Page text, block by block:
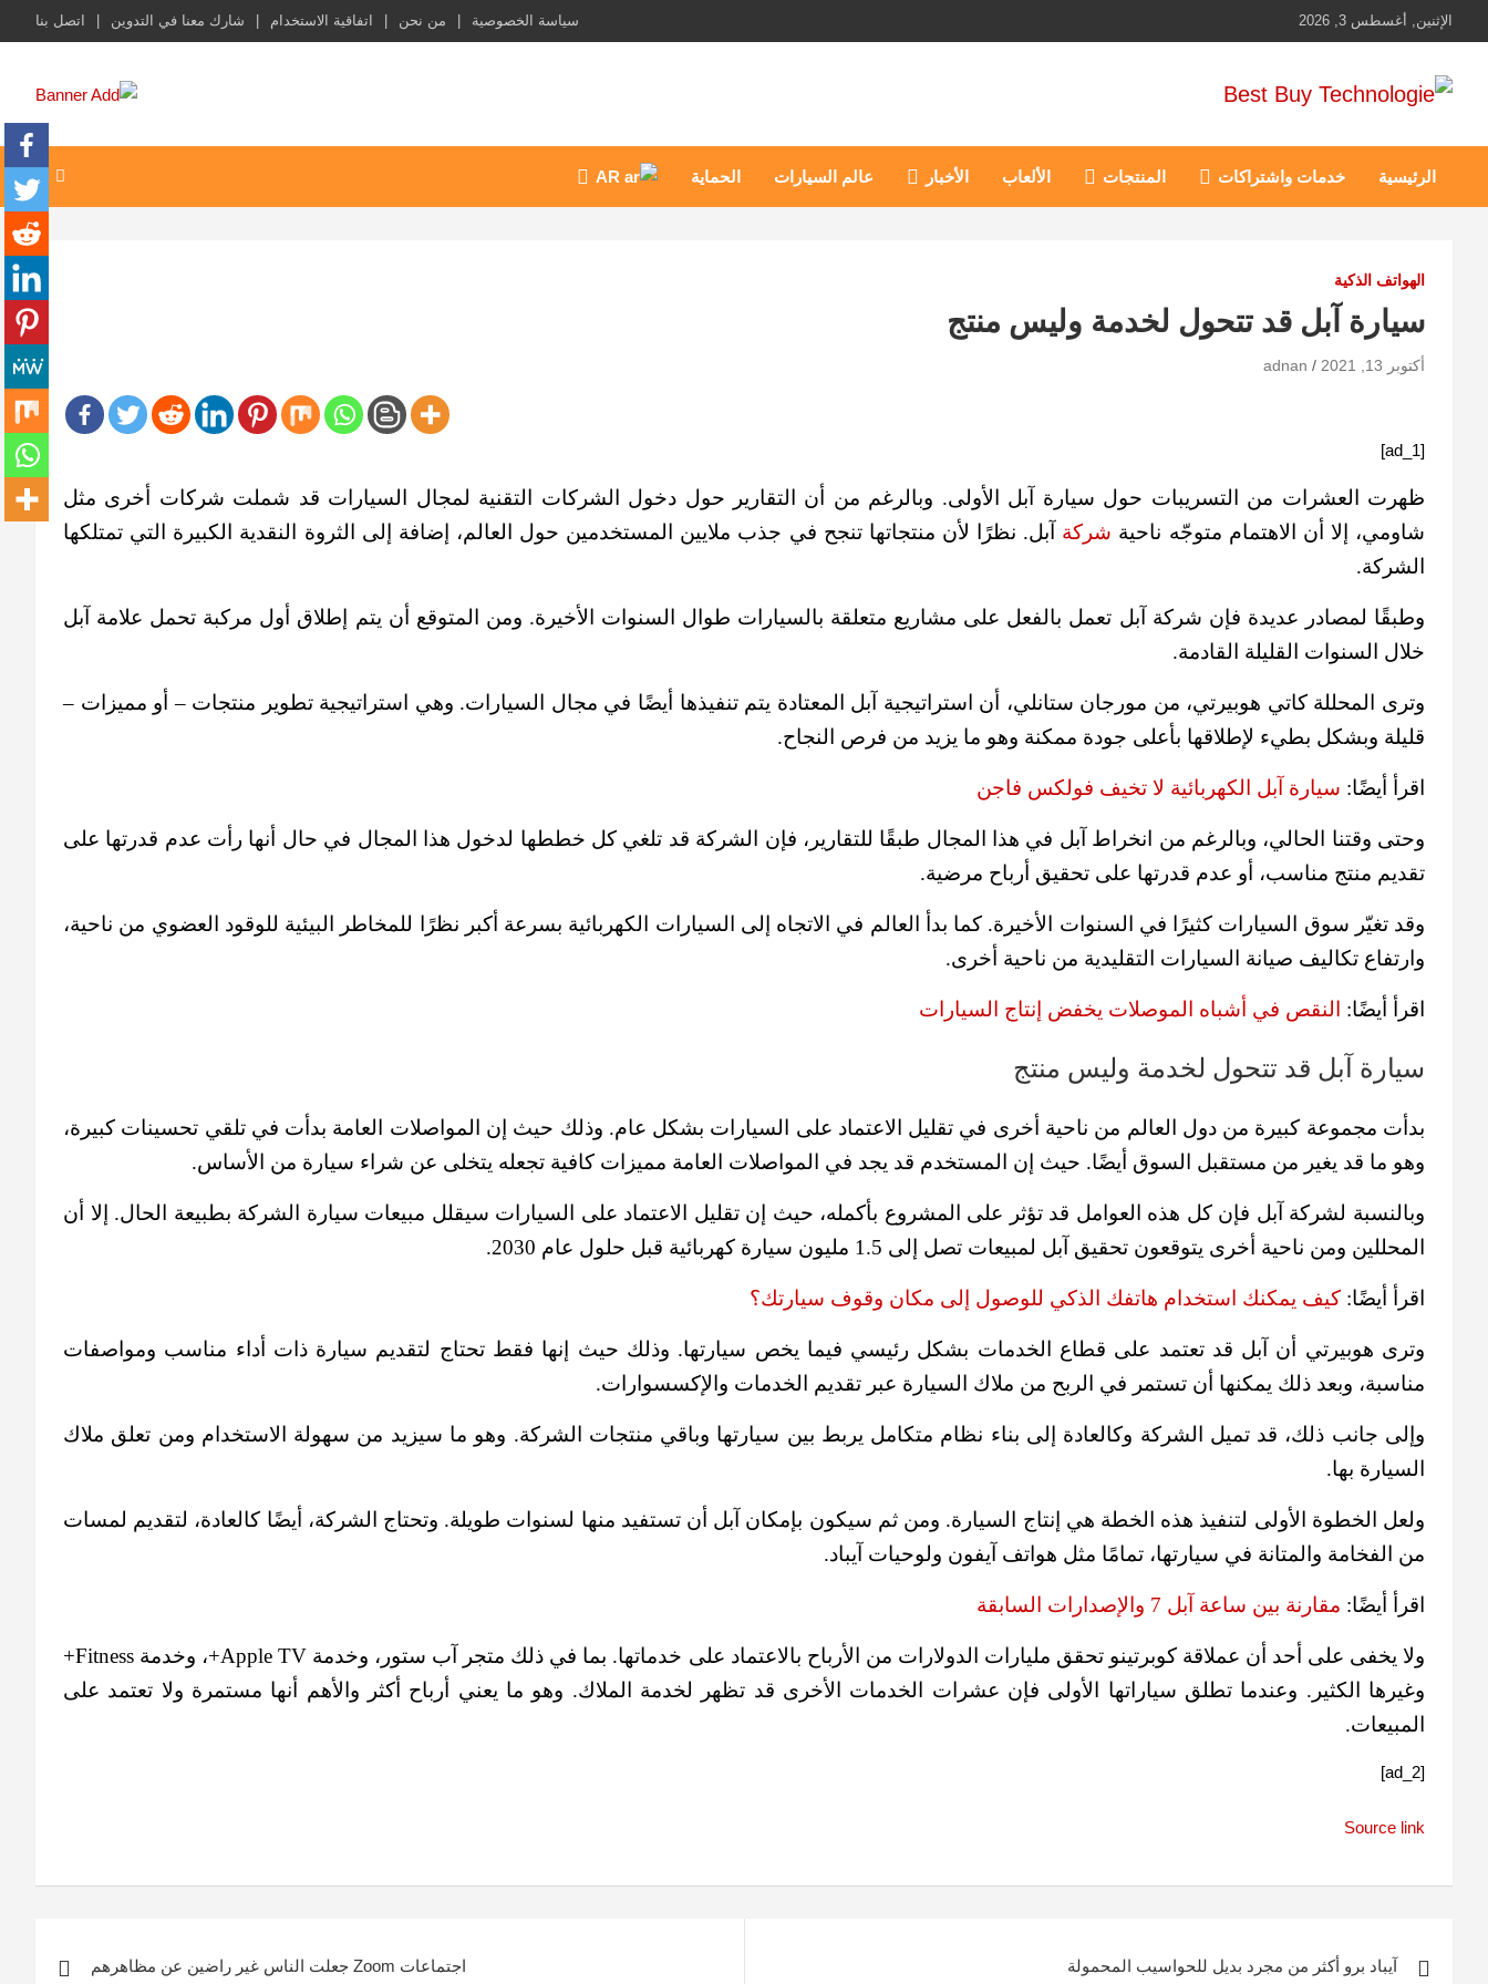
to
الإثنين, أغسطس 3, 2026 سياسة الخصوصية من نحن اتفاقية الاستخدام شارك معنا في التدوين اتصل بنا
Best Buy Technologie
الرئيسية خدمات واشتراكات المنتجات الألعاب الأخبار عالم السيارات الحماية AR
الهواتف الذكية
سيارة آبل قد تتحول لخدمة وليس منتج
أكتوبر 13, 2021 adnan
[ad_1]
ظهرت العشرات من التسريبات حول سيارة آبل الأولى. وبالرغم من أن التقارير حول دخول الشركات التقنية لمجال السيارات قد شملت شركات أخرى مثل
شاومي، إلا أن الاهتمام متوجّه ناحية شركة آبل. نظرًا لأن منتجاتها تنجح في جذب ملايين المستخدمين حول العالم، إضافة إلى الثروة النقدية الكبيرة التي تمتلكها
الشركة.
وطبقًا لمصادر عديدة فإن شركة آبل تعمل بالفعل على مشاريع متعلقة بالسيارات طوال السنوات الأخيرة. ومن المتوقع أن يتم إطلاق أول مركبة تحمل علامة آبل
خلال السنوات القليلة القادمة.
وترى المحللة كاتي هوبيرتي، من مورجان ستانلي، أن استراتيجية آبل المعتادة يتم تنفيذها أيضًا في مجال السيارات. وهي استراتيجية تطوير منتجات – أو مميزات –
قليلة وبشكل بطيء لإطلاقها بأعلى جودة ممكنة وهو ما يزيد من فرص النجاح.
اقرأ أيضًا: سيارة آبل الكهربائية لا تخيف فولكس فاجن
وحتى وقتنا الحالي، وبالرغم من انخراط آبل في هذا المجال طبقًا للتقارير، فإن الشركة قد تلغي كل خططها لدخول هذا المجال في حال أنها رأت عدم قدرتها على
تقديم منتج مناسب، أو عدم قدرتها على تحقيق أرباح مرضية.
وقد تغيّر سوق السيارات كثيرًا في السنوات الأخيرة. كما بدأ العالم في الاتجاه إلى السيارات الكهربائية بسرعة أكبر نظرًا للمخاطر البيئية للوقود العضوي من ناحية،
وارتفاع تكاليف صيانة السيارات التقليدية من ناحية أخرى.
اقرأ أيضًا: النقص في أشباه الموصلات يخفض إنتاج السيارات
سيارة آبل قد تتحول لخدمة وليس منتج
بدأت مجموعة كبيرة من دول العالم من ناحية أخرى في تقليل الاعتماد على السيارات بشكل عام. وذلك حيث إن المواصلات العامة بدأت في تلقي تحسينات كبيرة،
وهو ما قد يغير من مستقبل السوق أيضًا. حيث إن المستخدم قد يجد في المواصلات العامة مميزات كافية تجعله يتخلى عن شراء سيارة من الأساس.
وبالنسبة لشركة آبل فإن كل هذه العوامل قد تؤثر على المشروع بأكمله، حيث إن تقليل الاعتماد على السيارات سيقلل مبيعات سيارة الشركة بطبيعة الحال. إلا أن
المحللين ومن ناحية أخرى يتوقعون تحقيق آبل لمبيعات تصل إلى 1.5 مليون سيارة كهربائية قبل حلول عام 2030.
اقرأ أيضًا: كيف يمكنك استخدام هاتفك الذكي للوصول إلى مكان وقوف سيارتك؟
وترى هوبيرتي أن آبل قد تعتمد على قطاع الخدمات بشكل رئيسي فيما يخص سيارتها. وذلك حيث إنها فقط تحتاج لتقديم سيارة ذات أداء مناسب ومواصفات
مناسبة، وبعد ذلك يمكنها أن تستمر في الربح من ملاك السيارة عبر تقديم الخدمات والإكسسوارات.
وإلى جانب ذلك، قد تميل الشركة وكالعادة إلى بناء نظام متكامل يربط بين سيارتها وباقي منتجات الشركة. وهو ما سيزيد من سهولة الاستخدام ومن تعلق ملاك
السيارة بها.
ولعل الخطوة الأولى لتنفيذ هذه الخطة هي إنتاج السيارة. ومن ثم سيكون بإمكان آبل أن تستفيد منها لسنوات طويلة. وتحتاج الشركة، أيضًا كالعادة، لتقديم لمسات
من الفخامة والمتانة في سيارتها، تمامًا مثل هواتف آيفون ولوحيات آيباد.
اقرأ أيضًا: مقارنة بين ساعة آبل 7 والإصدارات السابقة
ولا يخفى على أحد أن عملاقة كوبرتينو تحقق مليارات الدولارات من الأرباح بالاعتماد على خدماتها. بما في ذلك متجر آب ستور، وخدمة Apple TV+، وخدمة Fitness+
وغيرها الكثير. وعندما تطلق سياراتها الأولى فإن عشرات الخدمات الأخرى قد تظهر لخدمة الملاك. وهو ما يعني أرباح أكثر والأهم أنها مستمرة ولا تعتمد على
المبيعات.
[ad_2]
Source link
آيباد برو أكثر من مجرد بديل للحواسيب المحمولة اجتماعات Zoom جعلت الناس غير راضين عن مظاهرهم